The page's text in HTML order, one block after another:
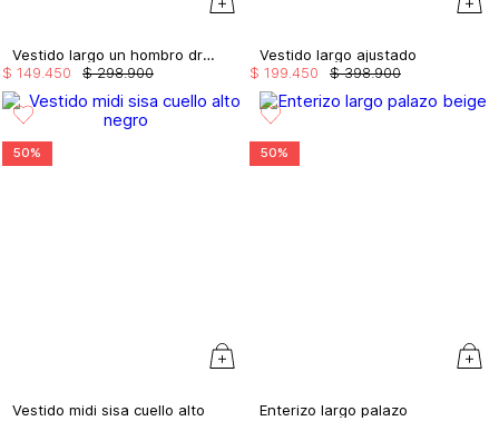
Vestido largo un hombro drapeado
$ 298.900
$ 149 450
Vestido largo ajustado
$ 398.900
$ 199 450
50%
Vestido midi sisa cuello alto
50%
Enterizo largo palazo